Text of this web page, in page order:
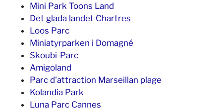
Mini Park Toons Land
Det glada landet Chartres
Loos Parc
Miniatyrparken i Domagné
Skoubi-Parc
Amigoland
Parc d'attraction Marseillan plage
Kolandia Park
Luna Parc Cannes